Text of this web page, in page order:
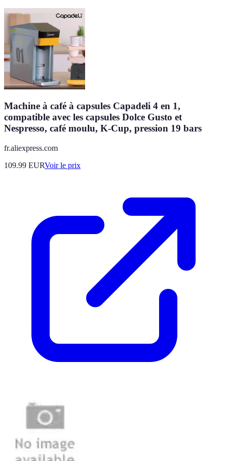
Machine à café à capsules Capadeli 4 en 1,
compatible avec les capsules Dolce Gusto et
Nespresso, café moulu, K-Cup, pression 19 bars
fr.aliexpress.com
109.99 EURVoir le prix